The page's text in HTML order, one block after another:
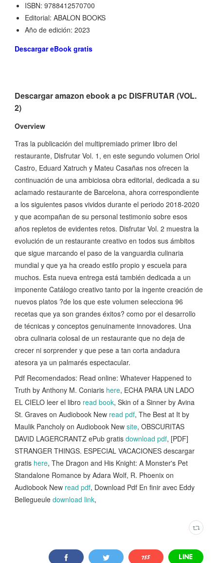
ISBN: 9788412570700
Editorial: ABALON BOOKS
Año de edición: 2023
Descargar eBook gratis
Descargar amazon ebook a pc DISFRUTAR (VOL.
2)
Overview
Tras la publicación del multipremiado primer libro del
restaurante, Disfrutar Vol. 1, en este segundo volumen Oriol
Castro, Eduard Xatruch y Mateu Casañas nos ofrecen la
continuación de una ambiciosa obra editorial, dedicada a su
aclamado restaurante de Barcelona, ahora correspondiente
a los siguientes pasos vividos durante el periodo 2018-2020
y que acompañan de su personal testimonio sobre esos
años repletos de evidentes retos. Disfrutar Vol. 2 muestra la
evolución de un restaurante creativo en todos sus ámbitos
que sigue marcando el paso de la vanguardia culinaria
mundial y que ya ha creado estilo propio y escuela para
muchos. Esta nueva entrega está también dedicada a un
imponente Catálogo creativo tanto por la ingente creación de
nuevos platos ?de los que este volumen selecciona 96
recetas que ya son grandes éxitos? como por el desarrollo
de técnicas y conceptos genuinamente innovadores. Una
obra culinaria colosal de un restaurante que no deja de
crecer ni sorprender y que pese a tan corta andadura
atesora ya un palmarés espectacular.
Pdf Recomendados: Read online: Whatever Happened to
Truth by Anthony M. Coniaris here, ECHA PARA UN LADO
EL CIELO leer el libro read book, Skin of a Sinner by Avina
St. Graves on Audiobook New read pdf, The Best at It by
Maulik Pancholy on Audiobook New site, OBSCURITAS
DAVID LAGERCRANTZ ePub gratis download pdf, [PDF]
STRANGER THINGS. ESPECIAL VACACIONES descargar
gratis here, The Dragon and His Knight: A Monster's Pet
Standalone Romance by Adara Wolf, R. Phoenix on
Audiobook New read pdf, Download Pdf En finir avec Eddy
Bellegueule download link,